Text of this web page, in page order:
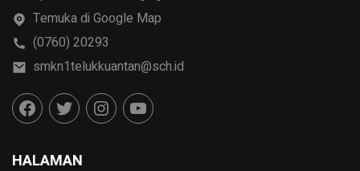
Temuka di Google Map
(0760) 20293
smkn1telukkuantan@sch.id
HALAMAN